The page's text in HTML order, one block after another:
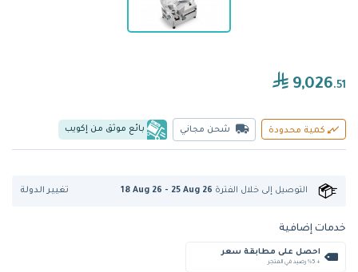
9,026.51
كمية محدودة شحن مجاني بائع موثق من إكويب
التوصيل إلى خلال الفترة 18 Aug 26 - 25 Aug 26 تغيير الدولة
خدمات إضافية
احصل على مطابقة سعر
+ %5 رصيد في المتجر